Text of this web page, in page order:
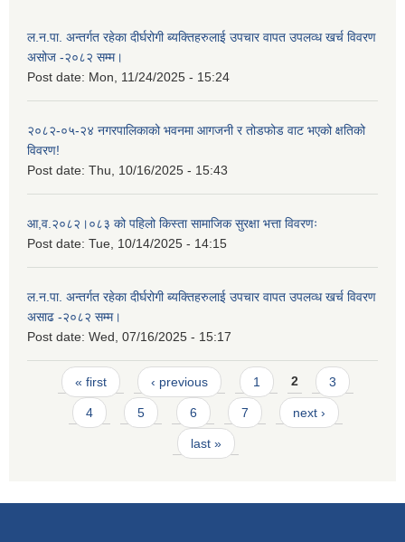
ल.न.पा. अन्तर्गत रहेका दीर्घरोगी ब्यक्तिहरुलाई उपचार वापत उपलव्ध खर्च विवरण
असोज -२०८२ सम्म।
Post date: Mon, 11/24/2025 - 15:24
२०८२-०५-२४ नगरपालिकाको भवनमा आगजनी र तोडफोड वाट भएको क्षतिको
विवरण!
Post date: Thu, 10/16/2025 - 15:43
आ,व.२०८२।०८३ को पहिलो किस्ता सामाजिक सुरक्षा भत्ता विवरणः
Post date: Tue, 10/14/2025 - 14:15
ल.न.पा. अन्तर्गत रहेका दीर्घरोगी ब्यक्तिहरुलाई उपचार वापत उपलव्ध खर्च विवरण
असाढ -२०८२ सम्म।
Post date: Wed, 07/16/2025 - 15:17
Pages
« first ‹ previous 1 2 3
4 5 6 7 next ›
last »